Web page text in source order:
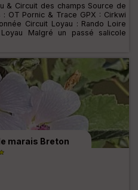
& Circuit des champs Source de
OT Pornic & Trace GPX : Cirkwi
Circuit Loyau : Rando Loire
Malgré un passé salicole
marais Breton